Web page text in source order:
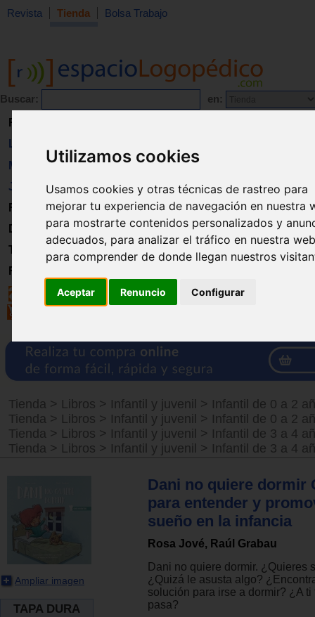
Utilizamos cookies
Usamos cookies y otras técnicas de rastreo para
mejorar tu experiencia de navegación en nuestra
para mostrarte contenidos personalizados y
adecuados, para analizar el tráfico en nuestra
para comprender de donde llegan nuestros
Aceptar Renuncio Configurar
Revista Tienda Bolsa Trabajo
Buscar: en:
Revista
Libros
Material
Juguetes
Formación
Directorio
Trabajo
Registro
Tienda > Libros > Infantil y juvenil > Infantil de 0 a 2
Tienda > Libros > Infantil y juvenil > Infantil de 0 a 2
Tienda > Libros > Infantil y juvenil > Infantil de 3 a 4
Tienda > Libros > Infantil y juvenil > Infantil de 3 a 4
Ampliar imagen
TAPA DURA
Dani no quiere dormir
para entender y
sueño en la infancia
Rosa Jové, Raúl Grabau
Dani no quiere dormir. ¿Quieres
¿Quizá le asusta algo?
solución para irse a dormir? ¿A ti
pasa?